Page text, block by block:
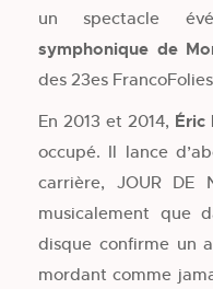
un spectacle
symphonique de
des 23es
En 2013 et 2014, Éric
occupé. Il lance
carrière, JOUR DE
musicalement que
disque confirme un
mordant comme